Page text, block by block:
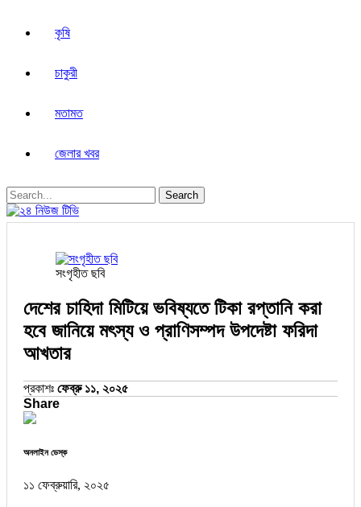
কৃষি
চাকুরী
মতামত
জেলার খবর
সংগৃহীত ছবি
দেশের চাহিদা মিটিয়ে ভবিষ্যতে টিকা রপ্তানি করা
হবে জানিয়ে মৎস্য ও প্রাণিসম্পদ উপদেষ্টা ফরিদা
আখতার
প্রকাশঃ ফেব্রু ১১, ২০২৫
Share
অনলাইন ডেস্ক
১১ ফেব্রুয়ারি, ২০২৫